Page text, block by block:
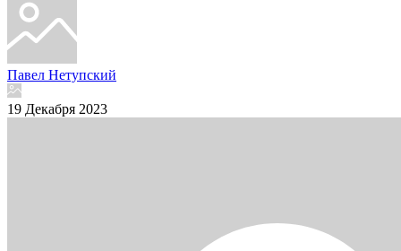
Павел Нетупский
19 Декабря 2023